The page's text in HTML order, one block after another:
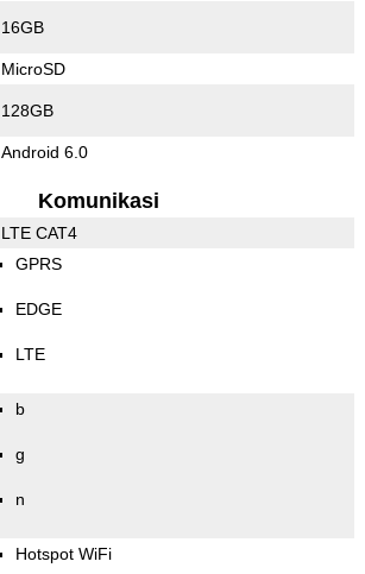
16GB
MicroSD
128GB
Android 6.0
Komunikasi
LTE CAT4
GPRS
EDGE
LTE
b
g
n
Hotspot WiFi